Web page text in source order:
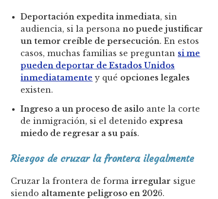
Deportación expedita inmediata, sin
audiencia, si la personano puede justificar
un temor creíble de persecución. En estos
casos, muchas familias se preguntan si me
pueden deportar de Estados Unidos
inmediatamente y qué opciones legales
existen.
Ingreso a un proceso de asilo ante la corte
de inmigración, si el detenido expresa
miedo de regresar a su país.
Riesgos de cruzar la frontera ilegalmente
Cruzar la frontera de formairregular sigue
siendo altamente peligroso en 2026.